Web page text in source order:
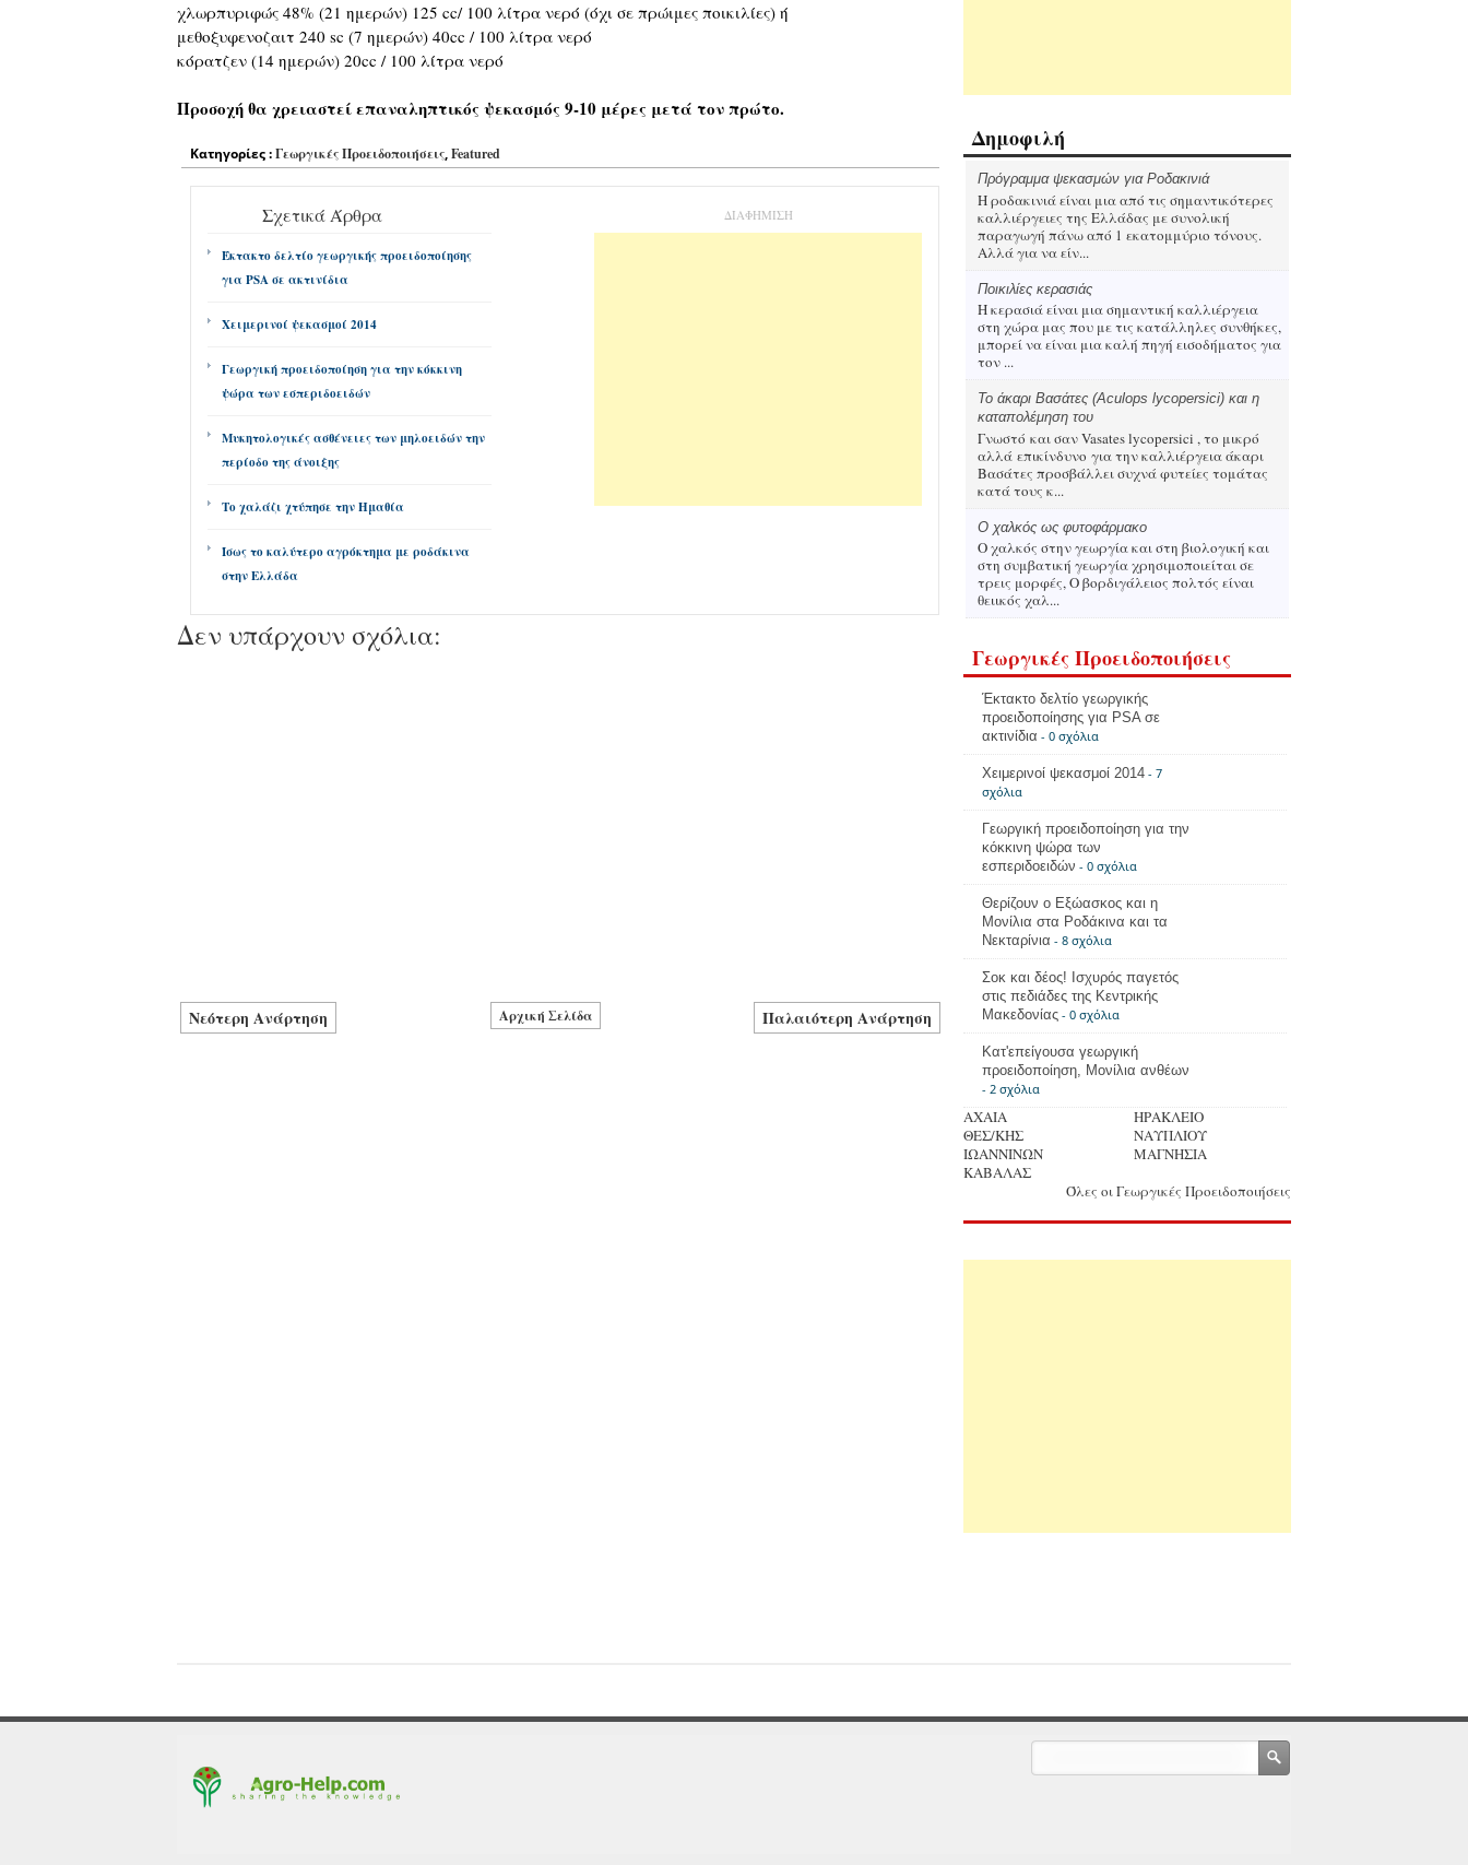
χλωρπυριφώς 48% (21 ημερών) 125 cc/ 100 λίτρα νερό (όχι σε πρώιμες ποικιλίες) ή
μεθοξυφενοζαιτ 240 sc (7 ημερών) 40cc / 100 λίτρα νερό
κόρατζεν (14 ημερών) 20cc / 100 λίτρα νερό
Προσοχή θα χρειαστεί επαναληπτικός ψεκασμός 9-10 μέρες μετά τον πρώτο.
Κατηγορίες :Γεωργικές Προειδοποιήσεις,Featured
Σχετικά Άρθρα
Έκτακτο δελτίο γεωργικής προειδοποίησης
για PSA σε ακτινίδια
Χειμερινοί ψεκασμοί 2014
Γεωργική προειδοποίηση για την κόκκινη
ψώρα των εσπεριδοειδών
Μυκητολογικές ασθένειες των μηλοειδών την
περίοδο της άνοιξης
Το χαλάζι χτύπησε την Ημαθία
Ίσως το καλύτερο αγρόκτημα με ροδάκινα
στην Ελλάδα
ΔΙΑΦΗΜΙΣΗ
Δεν υπάρχουν σχόλια:
Νεότερη Ανάρτηση Παλαιότερη Ανάρτηση
Αρχική Σελίδα
Δημοφιλή
Πρόγραμμα ψεκασμών για Ροδακινιά
Η ροδακινιά είναι μια από τις σημαντικότερες
καλλιέργειες της Ελλάδας με συνολική
παραγωγή πάνω από 1 εκατομμύριο τόνους.
Αλλά για να είν...
Ποικιλίες κερασιάς
Η κερασιά είναι μια σημαντική καλλιέργεια
στη χώρα μας που με τις κατάλληλες συνθήκες,
μπορεί να είναι μια καλή πηγή εισοδήματος για
τον ...
Το άκαρι Βασάτες (Aculops lycopersici) και η
καταπολέμηση του
Γνωστό και σαν Vasates lycopersici , το μικρό
αλλά επικίνδυνο για την καλλιέργεια άκαρι
Βασάτες προσβάλλει συχνά φυτείες τομάτας
κατά τους κ...
Ο χαλκός ως φυτοφάρμακο
Ο χαλκός στην γεωργία και στη βιολογική και
στη συμβατική γεωργία χρησιμοποιείται σε
τρεις μορφές, Ο βορδιγάλειος πολτός είναι
θειικός χαλ...
Γεωργικές Προειδοποιήσεις
Έκτακτο δελτίο γεωργικής
προειδοποίησης για PSA σε
ακτινίδια - 0 σχόλια
Χειμερινοί ψεκασμοί 2014 - 7
σχόλια
Γεωργική προειδοποίηση για την
κόκκινη ψώρα των
εσπεριδοειδών - 0 σχόλια
Θερίζουν ο Εξώασκος και η
Μονίλια στα Ροδάκινα και τα
Νεκταρίνια - 8 σχόλια
Σοκ και δέος! Ισχυρός παγετός
στις πεδιάδες της Κεντρικής
Μακεδονίας - 0 σχόλια
Κατ'επείγουσα γεωργική
προειδοποίηση, Μονίλια ανθέων
- 2 σχόλια
ΑΧΑΙΑ
ΗΡΑΚΛΕΙΟ
ΘΕΣ/ΚΗΣ
ΝΑΥΠΛΙΟΥ
ΙΩΑΝΝΙΝΩΝ
ΜΑΓΝΗΣΙΑ
ΚΑΒΑΛΑΣ
Όλες οι Γεωργικές Προειδοποιήσεις